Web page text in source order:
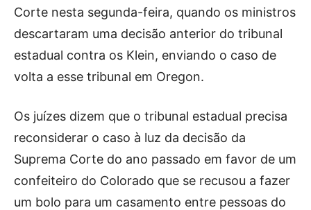
Corte nesta segunda-feira, quando os ministros
descartaram uma decisão anterior do tribunal
estadual contra os Klein, enviando o caso de
volta a esse tribunal em Oregon.
Os juízes dizem que o tribunal estadual precisa
reconsiderar o caso à luz da decisão da
Suprema Corte do ano passado em favor de um
confeiteiro do Colorado que se recusou a fazer
um bolo para um casamento entre pessoas do